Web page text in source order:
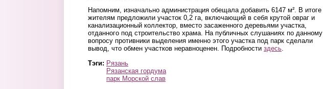
Напомним, изначально администрация обещала добавить 6147 м². В итоге
жителям предложили участок 0,2 га, включающий в себя крутой овраг и
канализационный коллектор, вместо засаженного деревьями участка,
отданного под строительство храма. На публичных слушаниях по данному
вопросу противники выделения именно этого участка под парк сделали
вывод, что обмен участков неравноценен. Подробности здесь.
Тэги: Рязань
Рязанская гордума
парк Морской слав